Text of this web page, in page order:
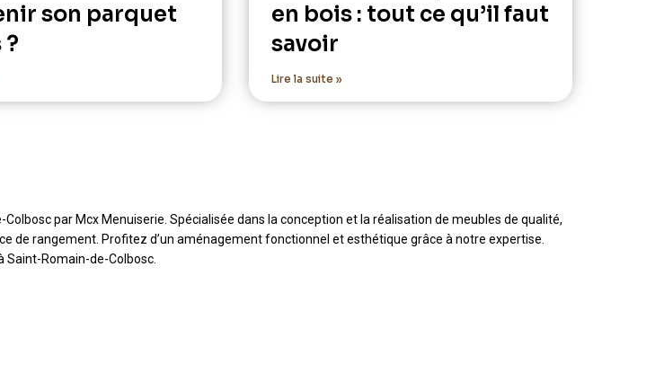
son parquet
en bois : tout ce qu’il faut
savoir
Lire la suite »
par Mcx Menuiserie. Spécialisée dans la conception et la réalisation de meubles de qualité,
de rangement. Profitez d’un aménagement fonctionnel et esthétique grâce à notre expertise.
Saint-Romain-de-Colbosc.